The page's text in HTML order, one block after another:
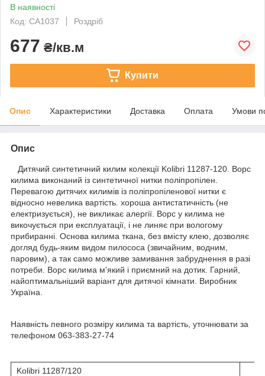
В наявності
Код: СA1037
Роздріб
677 ₴/кв.м
Купити
Опис Характеристики Доставка Оплата Умови
Опис
Дитячий синтетичний килим колекції Kolibri 11287-120. Ворс
килима виконаний із синтетичної нитки поліпропілен.
Перевагою дитячих килимів із поліпропіленової нитки є
відносно невелика вартість. хороша антистатичність (не
електризується), не викликає алергії. Ворс у килима не
викочується при експлуатації, і не линяє при вологому
прибиранні. Основа килима ткана, без вмісту клею, дозволяє
догляд будь-яким видом пилососа (звичайним, водним,
паровим), а так само можливе замивання забруднення в разі
потреби. Ворс килима м'який і приємний на дотик. Гарний,
найоптимальніший варіант для дитячої кімнати. Виробник
Україна.
Наявність певного розміру килима та вартість, уточнювати за
телефоном 063-383-27-74
Kolibri 11287/120